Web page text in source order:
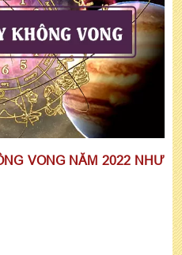
VONG NĂM 2022 NHƯ